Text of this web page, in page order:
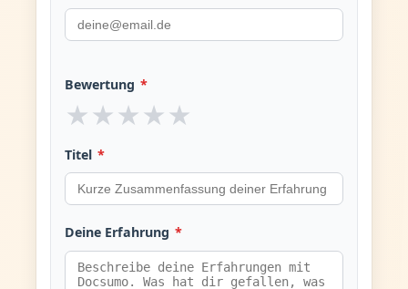
Bewertung *
★ ★ ★ ★ ★
Titel *
Deine Erfahrung *